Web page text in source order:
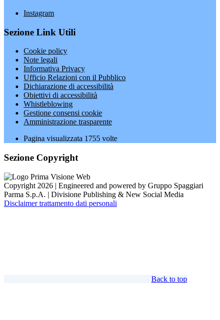
Instagram
Sezione Link Utili
Cookie policy
Note legali
Informativa Privacy
Ufficio Relazioni con il Pubblico
Dichiarazione di accessibilità
Obiettivi di accessibilità
Whistleblowing
Gestione consensi cookie
Amministrazione trasparente
Pagina visualizzata 1755 volte
Sezione Copyright
Copyright 2026 | Engineered and powered by Gruppo Spaggiari
Parma S.p.A. | Divisione Publishing & New Social Media
Disclaimer trattamento dati personali
Back to top